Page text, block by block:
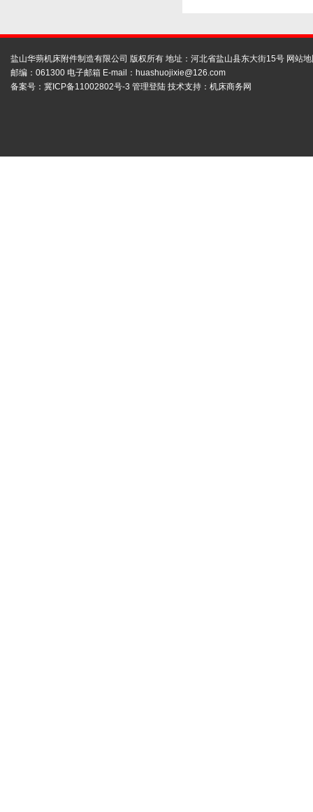
盐山华蒴机床附件制造有限公司 版权所有 地址：河北省盐山县东大街15号 网站
邮编：061300 电子邮箱 E-mail： huashuojixie@126.com
备案号： 冀ICP备11002802号-3 管理登陆 技术支持： 机床商务网